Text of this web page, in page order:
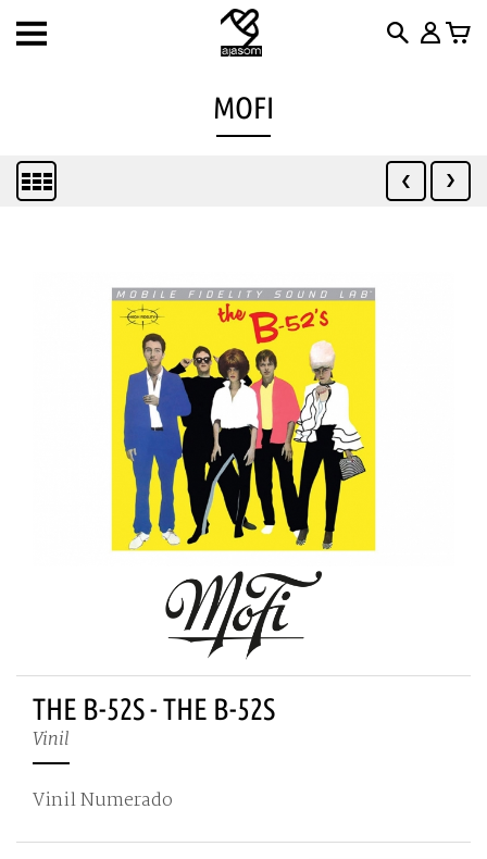
Toggle
MOFI
THE B-52S - THE B-52S
Vinil
Vinil Numerado